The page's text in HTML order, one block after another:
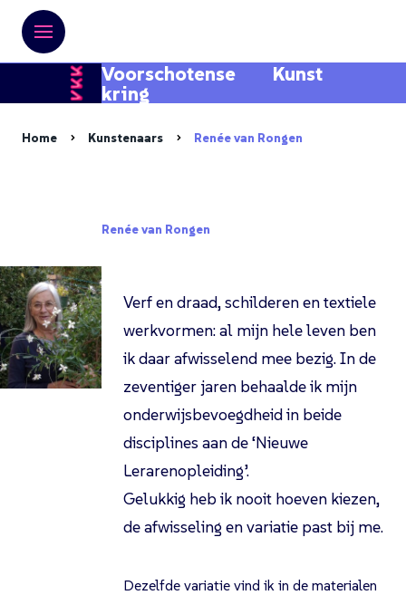
Voorschotense Kunst
kring
Home Kunstenaars Renée van Rongen
Renée van Rongen
Verf en draad, schilderen en textiele
werkvormen: al mijn hele leven ben
ik daar afwisselend mee bezig. In de
zeventiger jaren behaalde ik mijn
onderwijsbevoegdheid in beide
disciplines aan de ‘Nieuwe
Lerarenopleiding’.
Gelukkig heb ik nooit hoeven kiezen,
de afwisseling en variatie past bij me.
Dezelfde variatie vind ik in de materialen